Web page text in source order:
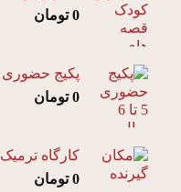
0 تومان
پکیج حضوری 5 تا 6 سال تمام وقت
0 تومان
کارگاه ترمیک 7 تا 12 سال انیمیشن
0 تومان